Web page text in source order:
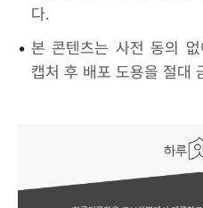
다.
• 본 콘텐츠는 사전 동의
캡처 후 배포 도용을 절대